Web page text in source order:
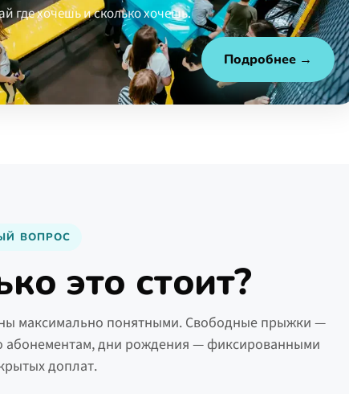
где хочешь и сколько хочешь.
Подробнее →
ВОПРОС
это стоит?
максимально понятными. Свободные прыжки —
абонементам, дни рождения — фиксированными
доплат.